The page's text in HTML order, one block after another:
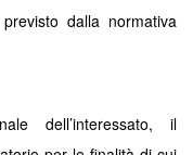
dalla normativa
dell’interessato, il